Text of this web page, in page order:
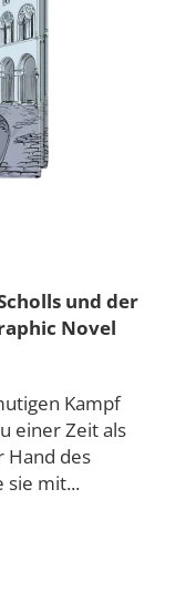
und der
Novel
Kampf
einer Zeit als
Hand des
sie mit...